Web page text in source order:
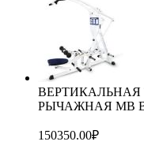
ВЕРТИКАЛЬНАЯ
РЫЧАЖНАЯ MB
150350.00₽